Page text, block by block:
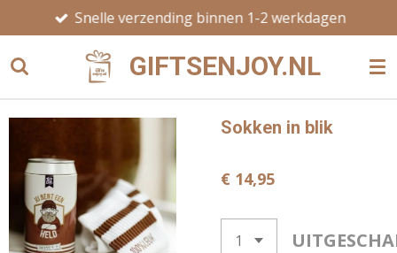
direct
naar
GIFTSENJOY.NL
Snelle verzending binnen 1-2 werkdagen
Sokken in blik
€ 14,95